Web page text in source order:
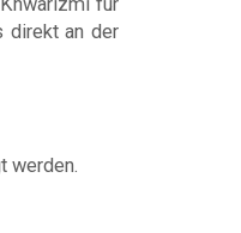
direkt an der
werden.